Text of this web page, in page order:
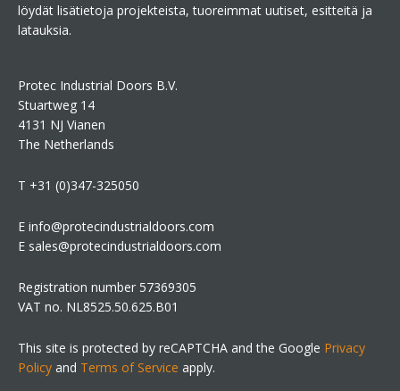
löydät lisätietoja projekteista, tuoreimmat uutiset, esitteitä ja
latauksia.
Protec Industrial Doors B.V.
Stuartweg 14
4131 NJ Vianen
The Netherlands
T +31 (0)347-325050
E info@protecindustrialdoors.com
E sales@protecindustrialdoors.com
Registration number 57369305
VAT no. NL8525.50.625.B01
This site is protected by reCAPTCHA and the Google Privacy
Policy and Terms of Service apply.